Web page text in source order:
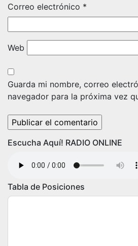
Correo electrónico *
Web
Guarda mi nombre, correo
navegador para la próxima vez
Escucha Aquí! RADIO ONLINE
Tabla de Posiciones